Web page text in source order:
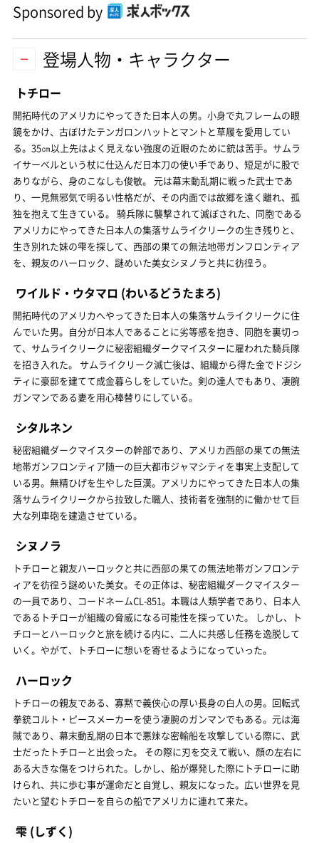
Sponsored by
登場人物・キャラクター
トチロー
開拓時代のアメリカにやってきた日本人の男。小身で丸フレームの眼
鏡をかけ、古ぼけたテンガロンハットとマントと草履を愛用してい
る。35㎝以上先はよく見えない強度の近眼のために銃は苦手。サムラ
イサーベルという杖に仕込んだ日本刀の使い手であり、短足がに股で
ありながら、身のこなしも俊敏。 元は幕末動乱期に戦った武士であ
り、一見無邪気で明るい性格だが、その内面では故郷を遠く離れ、孤
独を抱えて生きている。 騎兵隊に襲撃されて滅ぼされた、同胞である
アメリカにやってきた日本人の集落サムライクリークの生き残りと、
生き別れた妹の雫を探して、西部の果ての無法地帯ガンフロンティア
を、親友のハーロック、謎めいた美女シヌノラと共に彷徨う。
ワイルド・ウタマロ (わいるどうたまろ)
開拓時代のアメリカへやってきた日本人の集落サムライクリークに住
んでいた男。自分が日本人であることに劣等感を抱き、同胞を裏切っ
て、サムライクリークに秘密組織ダークマイスターに雇われた騎兵隊
を招き入れた。 サムライクリーク滅亡後は、組織から得た金でドジシ
ティに豪邸を建てて成金暮らしをしていた。剣の達人でもあり、凄腕
ガンマンである妻を用心棒替りにしている。
シタルネン
秘密組織ダークマイスターの幹部であり、アメリカ西部の果ての無法
地帯ガンフロンティア随一の巨大都市ジャマシティを事実上支配して
いる男。無精ひげを生やした巨漢。アメリカにやってきた日本人の集
落サムライクリークから拉致した職人、技術者を強制的に働かせて巨
大な列車砲を建造させている。
シヌノラ
トチローと親友ハーロックと共に西部の果ての無法地帯ガンフロンテ
ィアを彷徨う謎めいた美女。その正体は、秘密組織ダークマイスター
の一員であり、コードネームCL-851。本職は人類学者であり、日本人
であるトチローが組織の脅威になる可能性を探っていた。 しかし、ト
チローとハーロックと旅を続ける内に、二人に共感し任務を逸脱して
いく。やがて、トチローに想いを寄せるようになっていった。
ハーロック
トチローの親友である、寡黙で義侠心の厚い長身の白人の男。回転式
拳銃コルト・ピースメーカーを使う凄腕のガンマンでもある。元は海
賊であり、幕末動乱期の日本で悪辣な密輸船を攻撃している際に、武
士だったトチローと出会った。 その際に刃を交えて戦い、顔の左右に
ある大きな傷をつけられた。しかし、船が爆発した際にトチローに助
けられ、共に歩む事が運命だと自覚し、親友になった。広い世界を見
たいと望むトチローを自らの船でアメリカに連れて来た。
雫 (しずく)